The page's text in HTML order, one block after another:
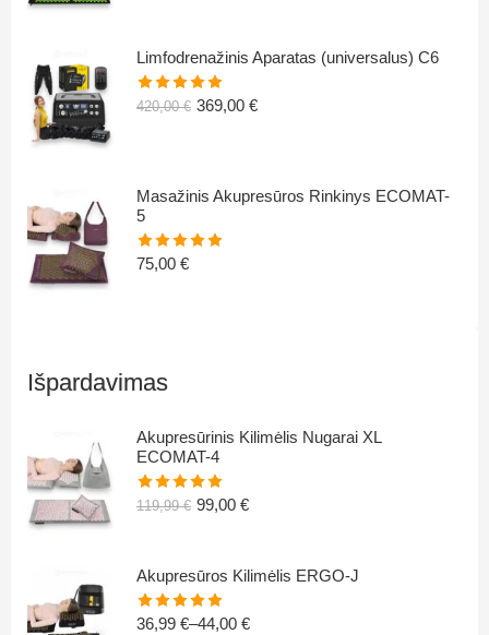
Limfodrenažinis Aparatas (universalus) C6
Įvertinimas:
420,00€ 369,00 €
Masažinis Akupresūros Rinkinys ECOMAT-
5
Įvertinimas:
75,00 €
Išpardavimas
Akupresūrinis Kilimėlis Nugarai XL
ECOMAT-4
Įvertinimas:
119,99€ 99,00 €
Akupresūros Kilimėlis ERGO-J
Įvertinimas:
36,99 €–44,00 €